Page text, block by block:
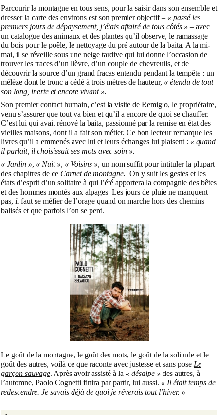
Parcourir la montagne en tous sens, pour la saisir dans son ensemble et
dresser la carte des environs est son premier objectif – « passé les
premiers jours de dépaysement, j’étais affairé de tous côtés » – avec
un catalogue des animaux et des plantes qu’il observe, le ramassage
du bois pour le poêle, le nettoyage du pré autour de la baita. A la mi-
mai, il se réveille sous une neige tardive qui lui donne l’occasion de
trouver les traces d’un lièvre, d’un couple de chevreuils, et de
découvrir la source d’un grand fracas entendu pendant la tempête : un
mélèze dont le tronc a cédé à trois mètres de hauteur, « étendu de tout
son long, inerte et encore vivant ».
Son premier contact humain, c’est la visite de Remigio, le propriétaire,
venu s’assurer que tout va bien et qu’il a encore de quoi se chauffer.
C’est lui qui avait rénové la baita, passionné par la remise en état des
vieilles maisons, dont il a fait son métier. Ce bon lecteur remarque les
livres qu’il a emmenés avec lui et leurs échanges lui plaisent : « quand
il parlait, il choisissait ses mots avec soin ».
« Jardin », « Nuit », « Voisins », un nom suffit pour intituler la plupart
des chapitres de ce Carnet de montagne. On y suit les gestes et les
états d’esprit d’un solitaire à qui l’été apportera la compagnie des bêtes
et des hommes montés aux alpages. Les jours de pluie ne manquent
pas, il faut se méfier de l’orage quand on marche hors des chemins
balisés et que parfois l’on se perd.
Le goût de la montagne, le goût des mots, le goût de la solitude et le
goût des autres, voilà ce que raconte avec justesse et sans pose Le
garçon sauvage. Après avoir assisté à la « désalpe » des autres, à
l’automne, Paolo Cognetti finira par partir, lui aussi. « Il était temps de
redescendre. Je savais déjà de quoi je rêverais tout l’hiver. »